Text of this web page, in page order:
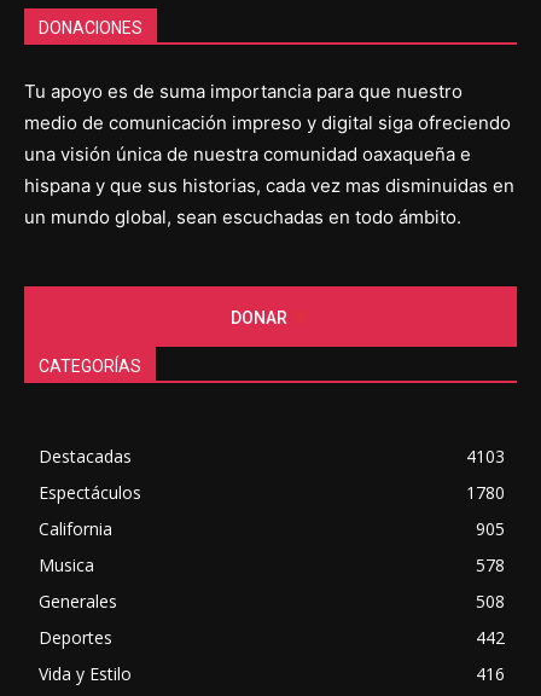
DONACIONES
Tu apoyo es de suma importancia para que nuestro
medio de comunicación impreso y digital siga ofreciendo
una visión única de nuestra comunidad oaxaqueña e
hispana y que sus historias, cada vez mas disminuidas en
un mundo global, sean escuchadas en todo ámbito.
DONAR
CATEGORÍAS
Destacadas
4103
Espectáculos
1780
California
905
Musica
578
Generales
508
Deportes
442
Vida y Estilo
416